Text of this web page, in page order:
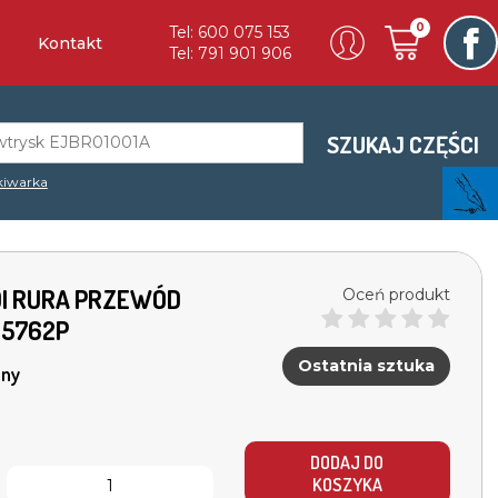
Kontakt
Tel: 600 075 153
Tel: 791 901 906
0
SZUKAJ CZĘŚCI
RURA PRZEWÓD
Oceń produkt
Ostatnia sztuka
DODAJ DO
KOSZYKA